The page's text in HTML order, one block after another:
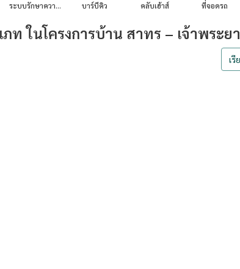
ระบบรักษาควา... บาร์บีคิว คลับเฮ้าส์ ที่จอดรถ
ในโครงการบ้าน สาทร – เจ้าพระยา